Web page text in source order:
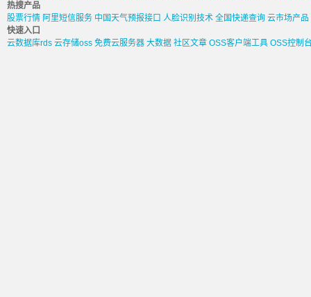
热搜产品
股票行情 阿里短信服务 中国天气预报接口 人脸识别技术 全国快递查询 云市场产品
快速入口
云数据库rds 云存储oss 免费云服务器 大数据 社区文章 OSS客户端工具 OSS控制